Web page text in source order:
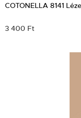
COTONELLA 8141
3 400 Ft